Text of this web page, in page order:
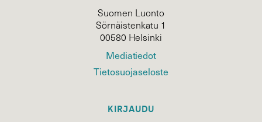
Suomen Luonto
Sörnäistenkatu 1
00580 Helsinki
Mediatiedot
Tietosuojaseloste
KIRJAUDU